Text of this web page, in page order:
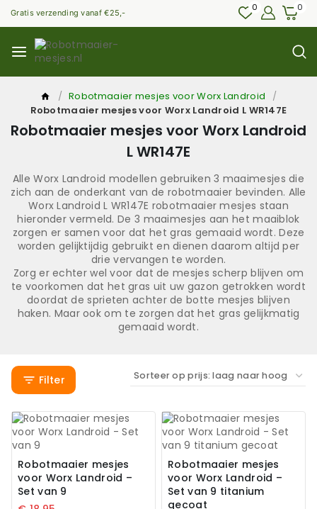
Gratis verzending vanaf €25,- 0 0
/ Robotmaaier mesjes voor Worx Landroid
/
Robotmaaier mesjes voor Worx Landroid L WR147E
Robotmaaier mesjes voor Worx Landroid
L WR147E
Alle Worx Landroid modellen gebruiken 3 maaimesjes die
zich aan de onderkant van de robotmaaier bevinden. Alle
Worx Landroid L WR147E robotmaaier mesjes staan
hieronder vermeld. De 3 maaimesjes aan het maaiblok
zorgen er samen voor dat het gras gemaaid wordt. Deze
worden gelijktijdig gebruikt en dienen daarom altijd per
drie vervangen te worden.
Zorg er echter wel voor dat de mesjes scherp blijven om
te voorkomen dat het gras uit uw gazon getrokken wordt
doordat de sprieten achter de botte mesjes blijven
haken. Maar ook om te zorgen dat het gras gelijkmatig
gemaaid wordt.
Filter
Robotmaaier mesjes
voor Worx Landroid –
Set van 9
Robotmaaier mesjes
voor Worx Landroid –
Set van 9 titanium
gecoat